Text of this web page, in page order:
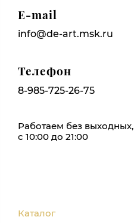
E-mail
info@de-art.msk.ru
Телефон
8-985-725-26-75
Работаем без выходных,
с 10:00 до 21:00
Каталог